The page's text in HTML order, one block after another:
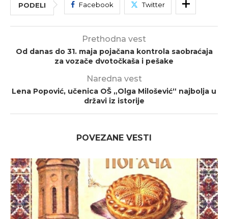
PODELI Facebook Twitter
Prethodna vest
Od danas do 31. maja pojačana kontrola saobraćaja
za vozače dvotočkaša i pešake
Naredna vest
Lena Popović, učenica OŠ „Olga Milošević“ najbolja u
državi iz istorije
POVEZANE VESTI